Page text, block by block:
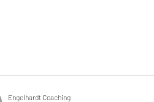
Engelhardt Coaching